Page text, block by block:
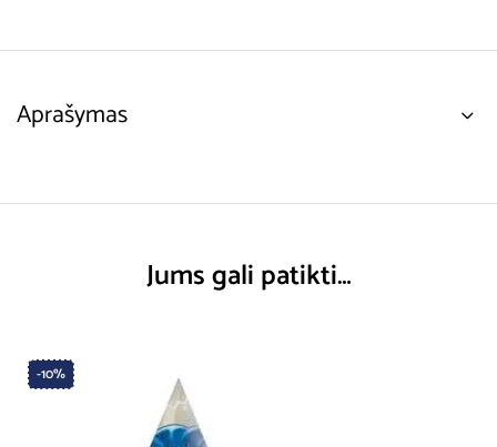
Aprašymas
Jums gali patikti…
-10%